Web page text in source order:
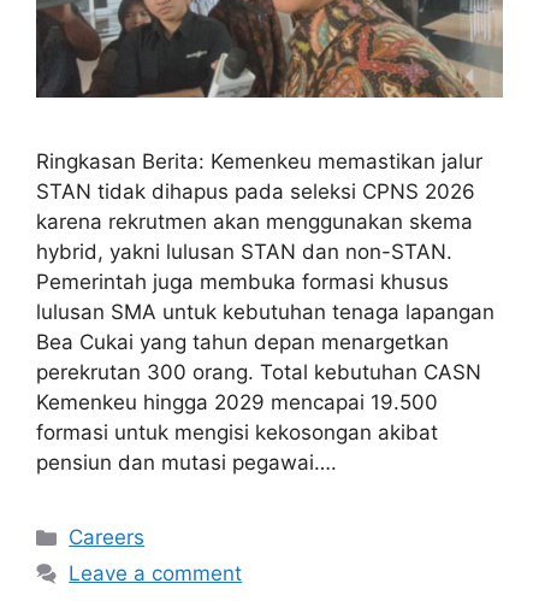
Ringkasan Berita: Kemenkeu memastikan jalur
STAN tidak dihapus pada seleksi CPNS 2026
karena rekrutmen akan menggunakan skema
hybrid, yakni lulusan STAN dan non-STAN.
Pemerintah juga membuka formasi khusus
lulusan SMA untuk kebutuhan tenaga lapangan
Bea Cukai yang tahun depan menargetkan
perekrutan 300 orang. Total kebutuhan CASN
Kemenkeu hingga 2029 mencapai 19.500
formasi untuk mengisi kekosongan akibat
pensiun dan mutasi pegawai….
Categories
Careers
Leave a comment